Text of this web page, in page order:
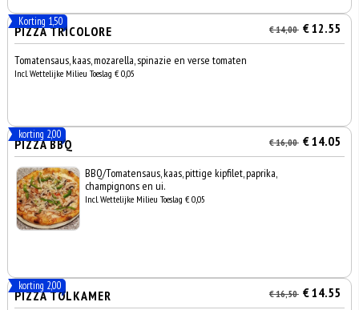
Korting 1,50
PIZZA TRICOLORE € 14,00 € 12.55
Tomatensaus, kaas, mozarella, spinazie en verse tomaten
Incl. Wettelijke Milieu Toeslag € 0,05
korting 2,00
PIZZA BBQ € 16,00 € 14.05
BBQ/Tomatensaus, kaas, pittige kipfilet, paprika,
champignons en ui.
Incl. Wettelijke Milieu Toeslag € 0,05
korting 2,00
PIZZA TOLKAMER € 16,50 € 14.55